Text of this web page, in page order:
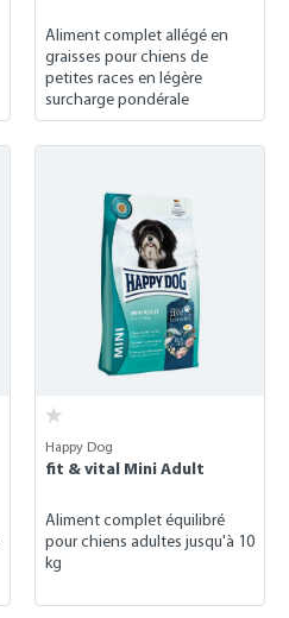
Aliment complet allégé en
graisses pour chiens de
petites races en légère
surcharge pondérale
Happy Dog
fit & vital Mini Adult
Aliment complet équilibré
pour chiens adultes jusqu'à 10
kg